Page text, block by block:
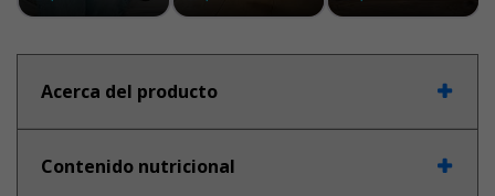
Acerca del producto
Contenido nutricional